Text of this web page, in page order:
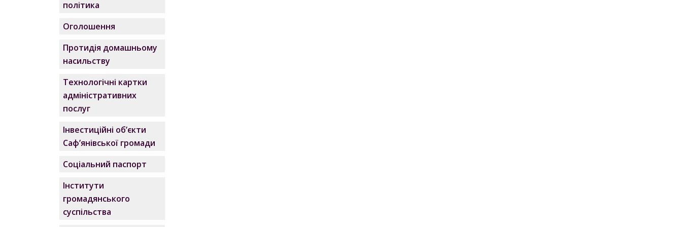
політика
Оголошення
Протидія домашньому
насильству
Технологічні картки
адміністративних
послуг
Інвестиційні об’єкти
Саф’янівської громади
Соціальний паспорт
Інститути
громадянського
суспільства